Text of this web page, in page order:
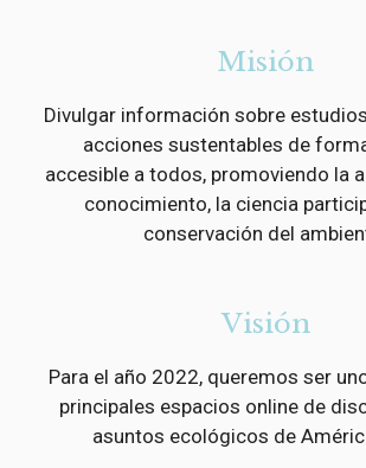
Misión
Divulgar información sobre
acciones sustentables de
accesible a todos, promoviendo la
conocimiento, la ciencia
conservación del
Visión
Para el año 2022, queremos ser
principales espacios online de
asuntos ecológicos de